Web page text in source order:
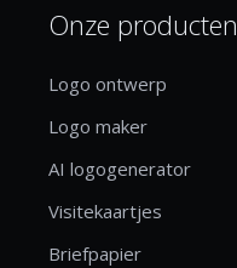
Onze producten
Logo ontwerp
Logo maker
AI logogenerator
Visitekaartjes
Briefpapier